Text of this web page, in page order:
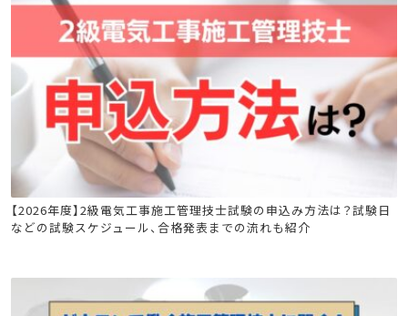
電気工事施工管理技士
【2026年度】2級電気工事施工管理技士試験の申込み方法は？試験日
などの試験スケジュール、合格発表までの流れも紹介